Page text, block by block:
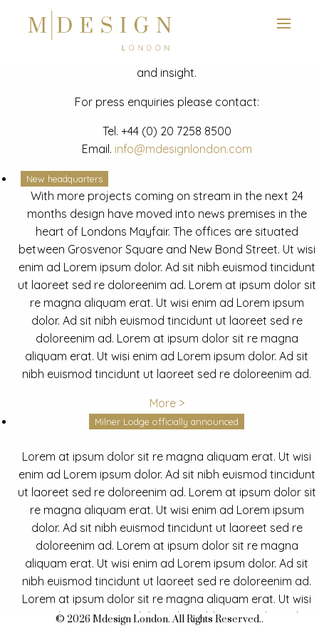
News
Latest mdesign development project and advisory news
and insight.
For press enquiries please contact:
Tel. +44 (0) 20 7258 8500
Email. info@mdesignlondon.com
New headquarters
With more projects coming on stream in the next 24
months design have moved into news premises in the
heart of Londons Mayfair. The offices are situated
between Grosvenor Square and New Bond Street. Ut wisi
enim ad Lorem ipsum dolor. Ad sit nibh euismod tincidunt
ut laoreet sed re doloreenim ad. Lorem at ipsum dolor sit
re magna aliquam erat. Ut wisi enim ad Lorem ipsum
dolor. Ad sit nibh euismod tincidunt ut laoreet sed re
doloreenim ad. Lorem at ipsum dolor sit re magna
aliquam erat. Ut wisi enim ad Lorem ipsum dolor. Ad sit
nibh euismod tincidunt ut laoreet sed re doloreenim ad.
More >
Milner Lodge officially announced
Lorem at ipsum dolor sit re magna aliquam erat. Ut wisi
enim ad Lorem ipsum dolor. Ad sit nibh euismod tincidunt
ut laoreet sed re doloreenim ad. Lorem at ipsum dolor sit
re magna aliquam erat. Ut wisi enim ad Lorem ipsum
dolor. Ad sit nibh euismod tincidunt ut laoreet sed re
doloreenim ad. Lorem at ipsum dolor sit re magna
aliquam erat. Ut wisi enim ad Lorem ipsum dolor. Ad sit
nibh euismod tincidunt ut laoreet sed re doloreenim ad.
Lorem at ipsum dolor sit re magna aliquam erat. Ut wisi
enim ad Lorem ipsum dolor. Ad sit nibh euismod tincidunt
© 2026 Mdesign London. All Rights Reserved..